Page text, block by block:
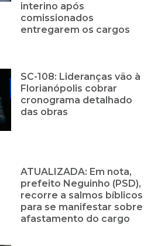
interino após
comissionados
entregarem os cargos
SC-108: Lideranças vão à
Florianópolis cobrar
cronograma detalhado
das obras
ATUALIZADA: Em nota,
prefeito Neguinho (PSD),
recorre a salmos bíblicos
para se manifestar sobre
afastamento do cargo